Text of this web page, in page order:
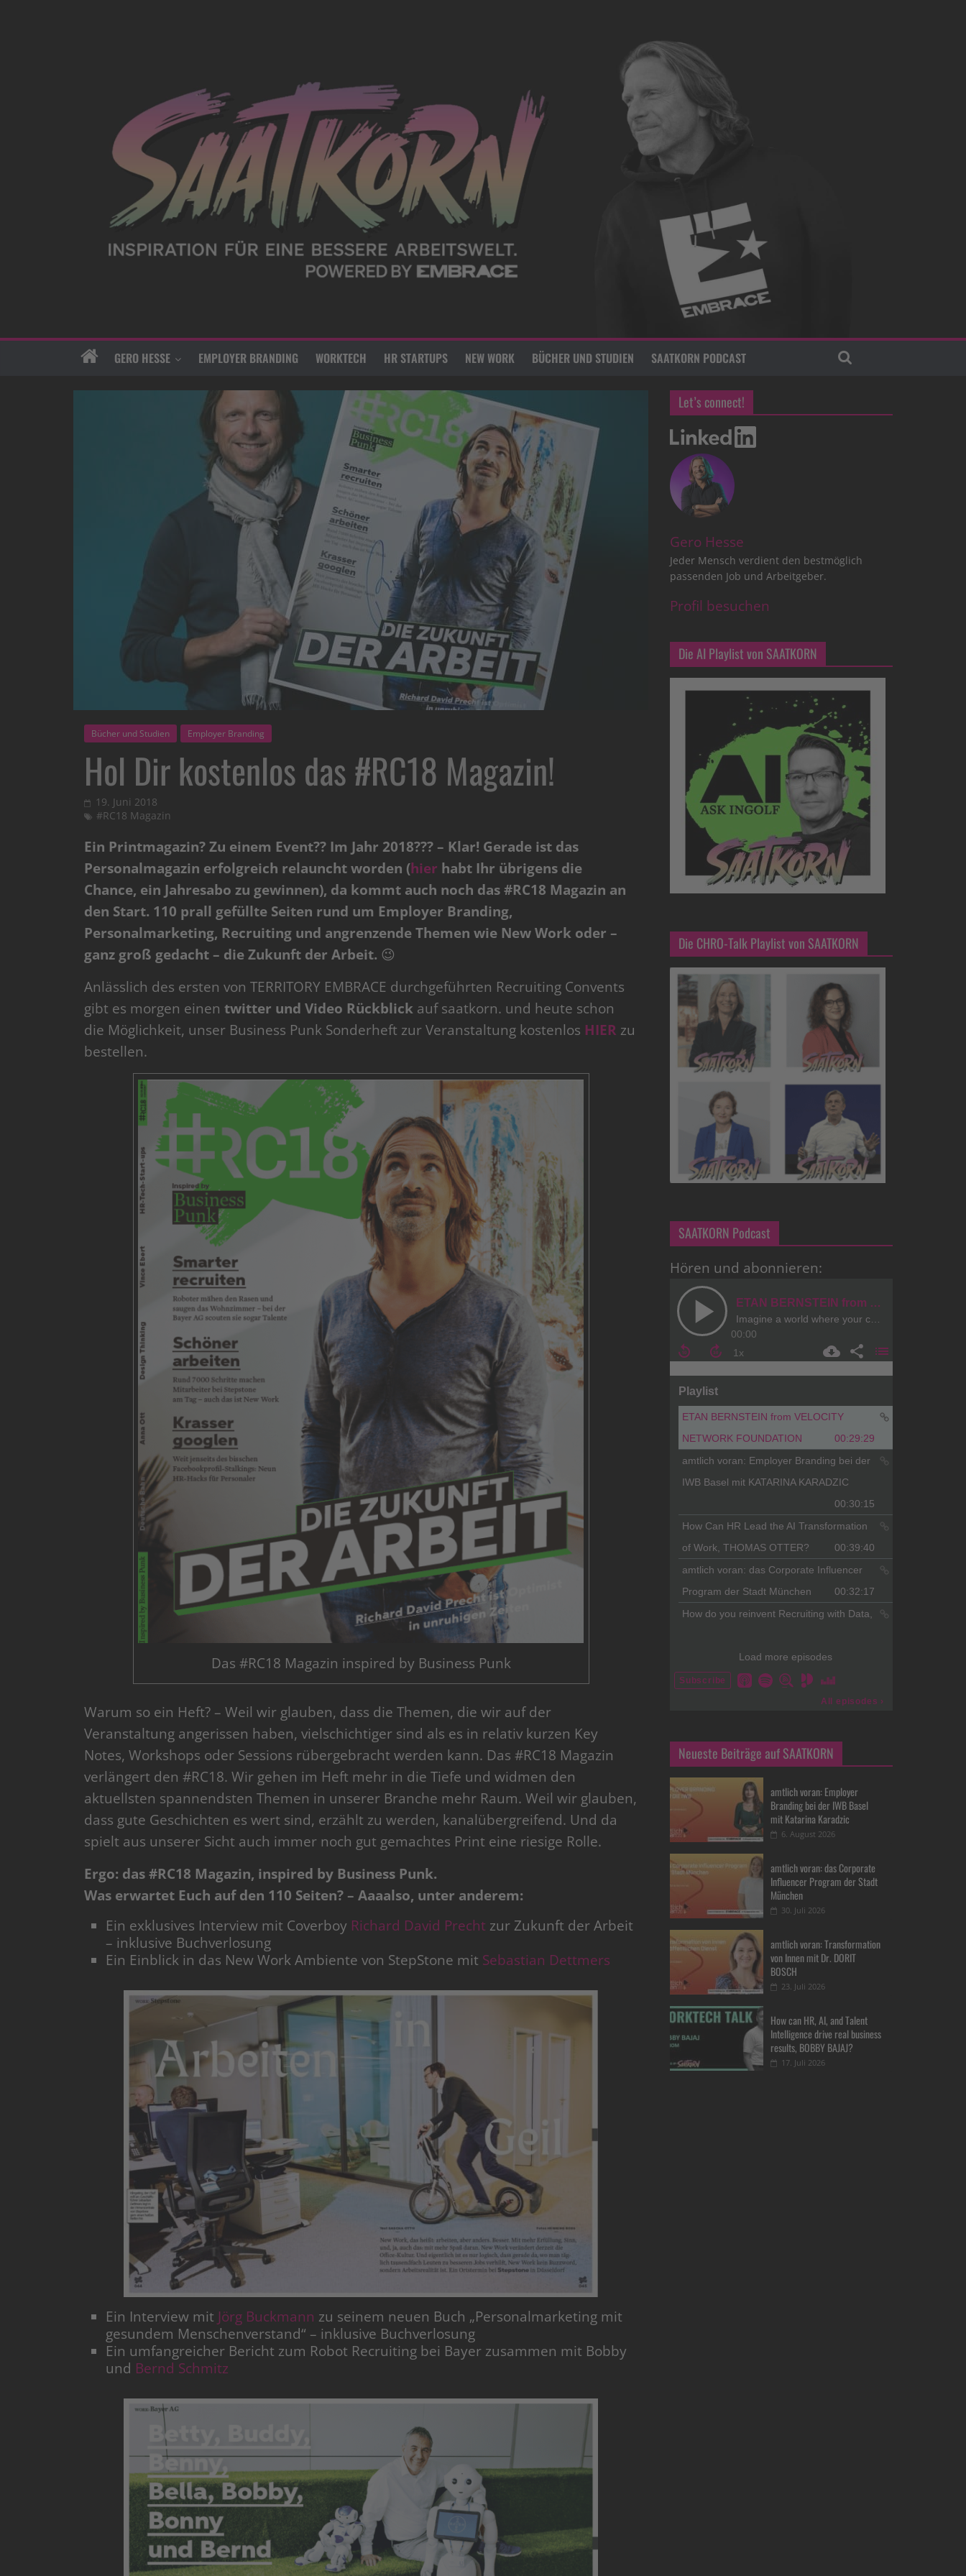
GERO HESSE EMPLOYER BRANDING WORKTECH HR STARTUPS NEW WORK BÜCHER UND STUDIEN SAATKORN PODCAST
Bücher und Studien Employer Branding
Hol Dir kostenlos das #RC18 Magazin!
19. Juni 2018
#RC18 Magazin
Ein Printmagazin? Zu einem Event?? Im Jahr 2018??? – Klar! Gerade ist das
Personalmagazin erfolgreich relauncht worden (hier habt Ihr übrigens die
Chance, ein Jahresabo zu gewinnen), da kommt auch noch das #RC18 Magazin an
den Start. 110 prall gefüllte Seiten rund um Employer Branding,
Personalmarketing, Recruiting und angrenzende Themen wie New Work oder –
ganz groß gedacht – die Zukunft der Arbeit. 😉
Anlässlich des ersten von TERRITORY EMBRACE durchgeführten Recruiting Convents
gibt es morgen einen twitter und Video Rückblick auf saatkorn. und heute schon
die Möglichkeit, unser Business Punk Sonderheft zur Veranstaltung kostenlos HIER zu
bestellen.
Das #RC18 Magazin inspired by Business Punk
Warum so ein Heft? – Weil wir glauben, dass die Themen, die wir auf der
Veranstaltung angerissen haben, vielschichtiger sind als es in relativ kurzen Key
Notes, Workshops oder Sessions rübergebracht werden kann. Das #RC18 Magazin
verlängert den #RC18. Wir gehen im Heft mehr in die Tiefe und widmen den
aktuellsten spannendsten Themen in unserer Branche mehr Raum. Weil wir glauben,
dass gute Geschichten es wert sind, erzählt zu werden, kanalübergreifend. Und da
spielt aus unserer Sicht auch immer noch gut gemachtes Print eine riesige Rolle.
Ergo: das #RC18 Magazin, inspired by Business Punk.
Was erwartet Euch auf den 110 Seiten? – Aaaalso, unter anderem:
Ein exklusives Interview mit Coverboy Richard David Precht zur Zukunft der Arbeit
– inklusive Buchverlosung
Ein Einblick in das New Work Ambiente von StepStone mit Sebastian Dettmers
Ein Interview mit Jörg Buckmann zu seinem neuen Buch „Personalmarketing mit
gesundem Menschenverstand“ – inklusive Buchverlosung
Ein umfangreicher Bericht zum Robot Recruiting bei Bayer zusammen mit Bobby
und Bernd Schmitz
Let’s connect!
Gero Hesse
Jeder Mensch verdient den bestmöglich
passenden Job und Arbeitgeber.
Profil besuchen
Die AI Playlist von SAATKORN
Die CHRO-Talk Playlist von SAATKORN
SAATKORN Podcast
Hören und abonnieren:
Neueste Beiträge auf SAATKORN
amtlich voran: Employer
Branding bei der IWB Basel
mit Katarina Karadzic
6. August 2026
amtlich voran: das Corporate
Influencer Program der Stadt
München
30. Juli 2026
amtlich voran: Transformation
von Innen mit Dr. DORIT
BOSCH
23. Juli 2026
How can HR, AI, and Talent
Intelligence drive real business
results, BOBBY BAJAJ?
17. Juli 2026